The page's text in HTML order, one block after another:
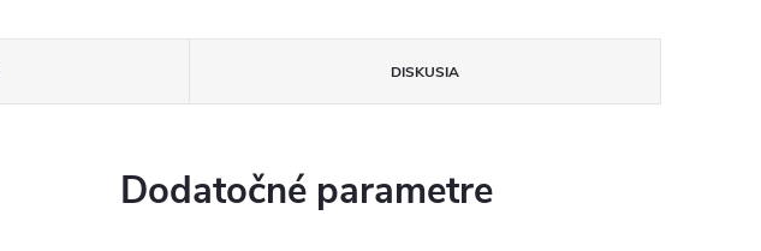
DISKUSIA
Dodatočné parametre